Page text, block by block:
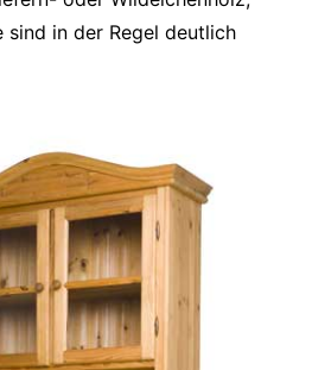
sind in der Regel deutlich